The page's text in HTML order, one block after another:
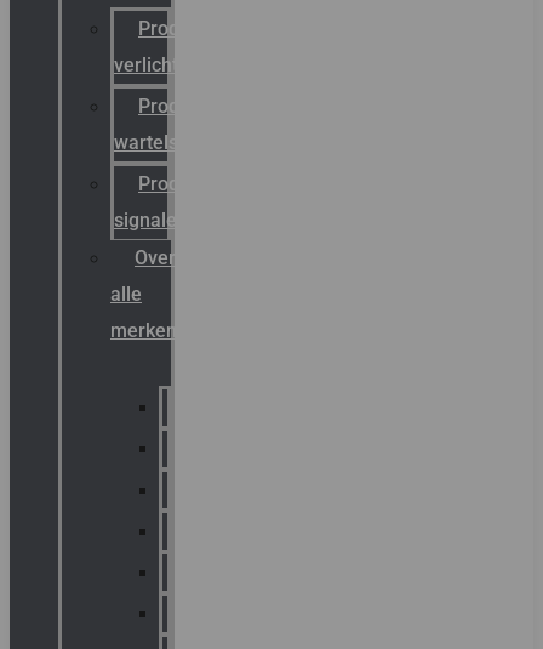
Productcatalogus
verlichting
Productcatalogus
wartels
Productcatalogus
signalering
Overzicht
alle
merken